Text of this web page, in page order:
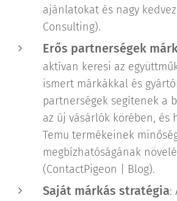
ajánlatokat és nagy
Consulting)​.
Erős partnerségek
aktívan keresi az
ismert márkákkal és
partnerségek segítenek a
az új vásárlók körében, és
Temu termékeinek
megbízhatóságának
(ContactPigeon | Blog)​.
Saját márkás stratégia: